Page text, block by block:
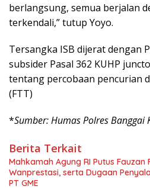
berlangsung, semua berjalan
terkendali,” tutup Yoyo.
Tersangka ISB dijerat dengan
subsider Pasal 362 KUHP
tentang percobaan pencurian
(FTT)
*Sumber: Humas Polres Banggai
Berita Terkait
Mahkamah Agung RI Putus Fauzan
Wanprestasi, serta Dugaan
PT GME